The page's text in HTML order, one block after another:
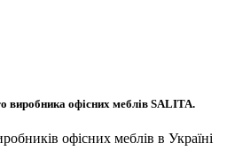
виробника офісних меблів SALITA.
офісних меблів в Україні